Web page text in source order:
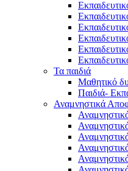
Τα παιδιά
Μαθητικό
Παιδιά-
Αναμνηστικά